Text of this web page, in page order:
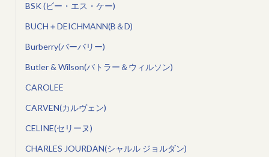
BSK (ビー・エス・ケー)
BUCH＋DEICHMANN(B＆D)
Burberry(バーバリー)
Butler & Wilson(バトラー＆ウィルソン)
CAROLEE
CARVEN(カルヴェン)
CELINE(セリーヌ)
CHARLES JOURDAN(シャルル ジョルダン)